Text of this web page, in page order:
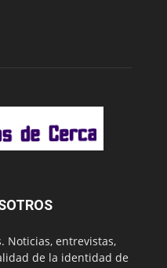
Noticias, entrevistas,
de la identidad de